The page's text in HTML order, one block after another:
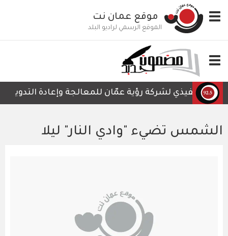
إلى
المحتوى
Toggle
navigation
موقع عمان نت
الموقع الرسمي لراديو البلد
Toggle
navigation
لشركة رؤية عمّان للمعالجة وإعادة التدوير،
الشمس تضيء "وادي النار" ليلا